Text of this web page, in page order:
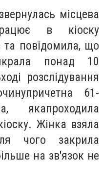
місцева
в кіоску
та повідомила, що
понад 10
ході розслідування
причетна 61-
, якапроходила
Жінка взяла
чого закрила
на зв'язок не